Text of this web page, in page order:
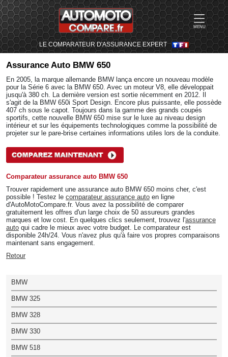
MENU
LE COMPARATEUR D'ASSURANCE EXPERT
Assurance Auto BMW 650
En 2005, la marque allemande BMW lança encore un nouveau modèle
pour la Série 6 avec la BMW 650. Avec un moteur V8, elle développait
jusqu'à 380 ch. La dernière version est sortie récemment en 2012. Il
s'agit de la BMW 650i Sport Design. Encore plus puissante, elle possède
407 ch sous le capot. Toujours dans la gamme des grands coupés
sportifs, cette nouvelle BMW 650 mise sur le luxe au niveau design
intérieur et sur les équipements technologiques comme la possibilité de
projeter sur le pare-brise certaines informations utiles lors de la conduite.
Comparateur assurance auto BMW 650
Trouver rapidement une assurance auto BMW 650 moins cher, c'est
possible ! Testez le comparateur assurance auto en ligne
d'AutoMotoCompare.fr. Vous avez la possibilité de comparer
gratuitement les offres d'un large choix de 50 assureurs grandes
marques et low cost. En quelques clics seulement, trouvez l'assurance
auto qui cadre le mieux avec votre budget. Le comparateur est
disponible 24h/24. Vous n'avez plus qu'à faire vos propres comparaisons
maintenant sans engagement.
Retour
BMW
BMW 325
BMW 328
BMW 330
BMW 518